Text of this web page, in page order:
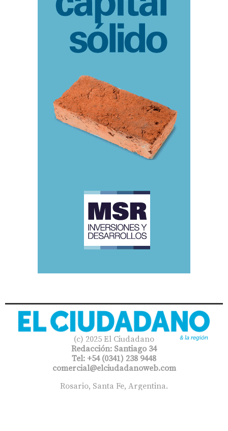
(c) 2025 El Ciudadano
Redacción: Santiago 34
Tel: +54 (0341) 238 9448
comercial@elciudadanoweb.com​
Rosario, Santa Fe, Argentina.